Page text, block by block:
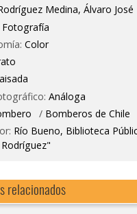
Medina, Álvaro José
Fotografía
Color
Análoga
/ Bomberos de Chile
Río Bueno, Biblioteca
relacionados